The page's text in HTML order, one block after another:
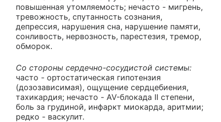
повышенная утомляемость; нечасто - мигрень,
тревожность, спутанность сознания,
депрессия, нарушения сна, нарушение памяти,
сонливость, нервозность, парестезия, тремор,
обморок.
Со стороны сердечно-сосудистой системы:
часто - ортостатическая гипотензия
(дозозависимая), ощущение сердцебиения,
тахикардия; нечасто - AV-блокада II степени,
боль за грудиной, инфаркт миокарда, аритмии;
редко - васкулит.